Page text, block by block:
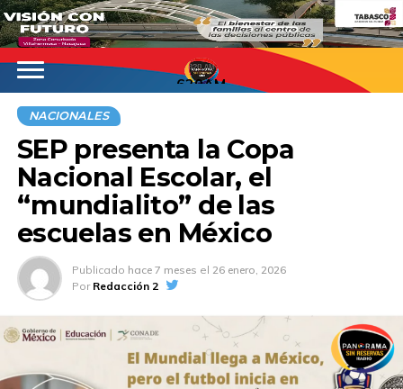
620AM
NACIONALES
SEP presenta la Copa
Nacional Escolar, el
“mundialito” de las
escuelas en México
Publicado hace 7 meses el 26 enero, 2026
Por Redacción 2